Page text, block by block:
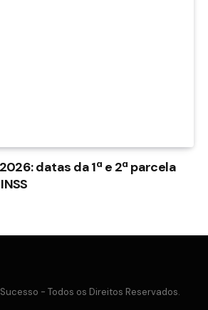
datas da 1ª e 2ª parcela
- Todos os Direitos Reservados.